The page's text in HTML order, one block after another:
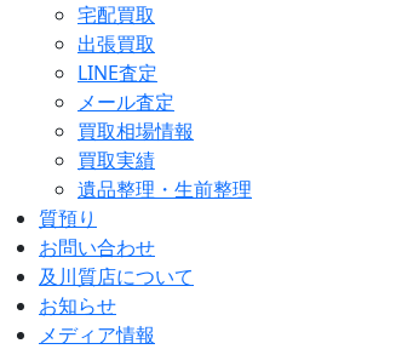
宅配買取
出張買取
LINE査定
メール査定
買取相場情報
買取実績
遺品整理・生前整理
質預り
お問い合わせ
及川質店について
お知らせ
メディア情報